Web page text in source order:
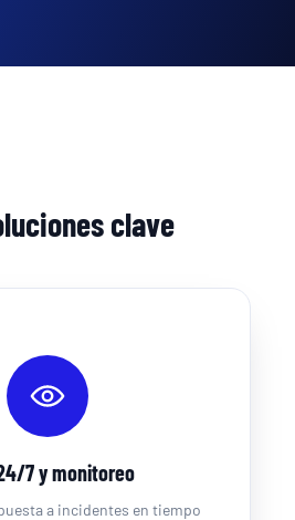
clave
7 y monitoreo
a incidentes en tiempo